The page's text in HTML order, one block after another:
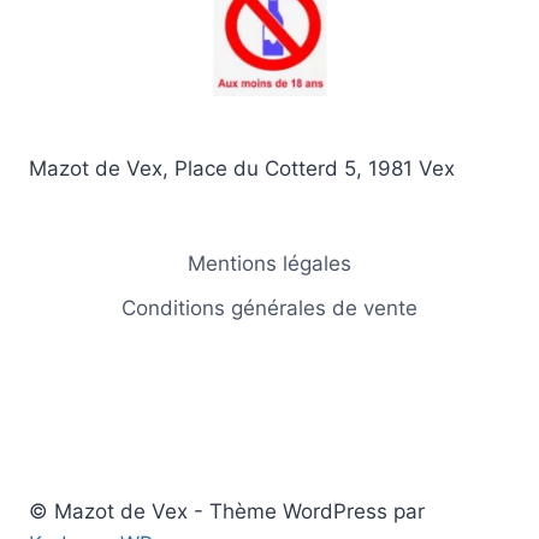
être
choisies
sur
du
Mazot de Vex, Place du Cotterd 5, 1981 Vex
Mentions légales
Conditions générales de vente
© Mazot de Vex - Thème WordPress par